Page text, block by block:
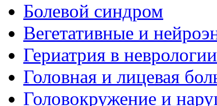
Болевой синдром
Вегетативные и
Гериатрия в неврологии
Головная и лицевая
Головокружение и